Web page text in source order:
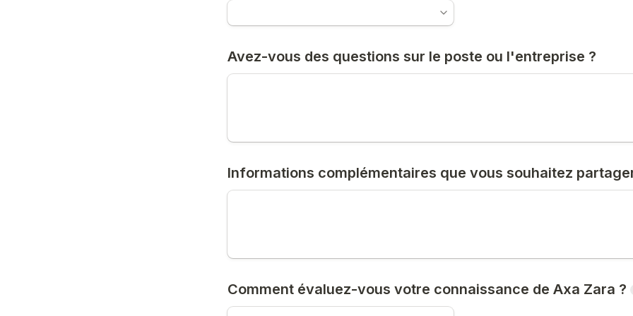
Avez-vous des questions sur le poste ou l'entreprise ?
Informations complémentaires que vous souhaitez
Comment évaluez-vous votre connaissance de Axa Zara ?